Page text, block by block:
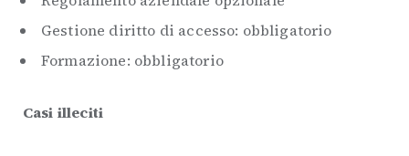
Gestione diritto di accesso: obbligatorio
Formazione: obbligatorio
Casi illeciti